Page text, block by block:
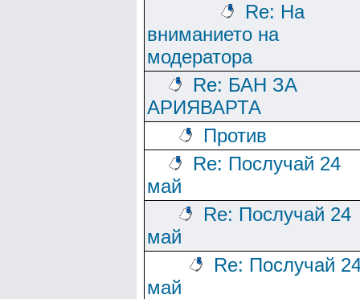
Re: На
вниманието на
модератора
Re: БАН ЗА
АРИЯВАРТА
Против
Re: Послучай 24
май
Re: Послучай 24
май
Re: Послучай
май